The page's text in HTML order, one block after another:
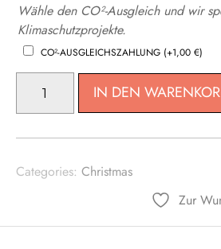
Wähle den CO²-Ausgleich und wir
Klimaschutzprojekte.
CO²-AUSGLEICHSZAHLUNG (+1,00 €)
WEIHNACHTSFIGURENIN DEN
Categories: Christmas
Zur